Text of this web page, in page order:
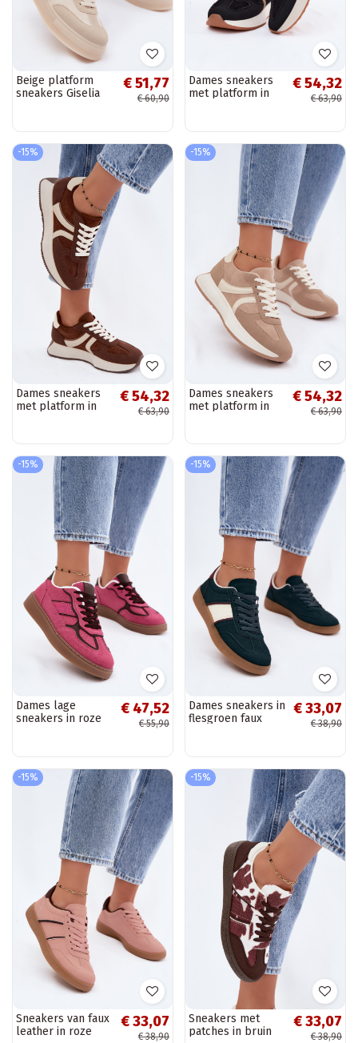
Beige platform
sneakers Giselia
€ 51,77
€ 60,90
Dames sneakers
met platform in
€ 54,32
€ 63,90
-15%
Dames sneakers
met platform in
€ 54,32
€ 63,90
-15%
Dames sneakers
met platform in
€ 54,32
€ 63,90
-15%
Dames lage
sneakers in roze
€ 47,52
€ 55,90
-15%
Dames sneakers in
flesgroen faux
€ 33,07
€ 38,90
-15%
Sneakers van faux
leather in roze
€ 33,07
€ 38,90
-15%
Sneakers met
patches in bruin
€ 33,07
€ 38,90